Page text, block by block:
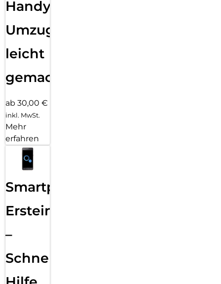
Handy
Umzug
leicht
gemacht!
ab 30,00 €
inkl. MwSt.
Mehr
erfahren
Smartphone
Ersteinrichtung
–
Schnelle